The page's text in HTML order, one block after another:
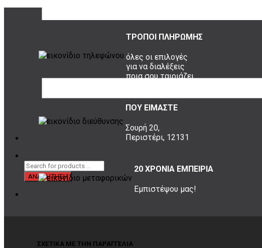
ΤΡΟΠΟΙ ΠΛΗΡΩΜΗΣ
όλες οι επιλογές
για να διαλέξεις
ποια σου ταιριάζει
ΠΟΥ ΕΙΜΑΣΤΕ
Σουρή 20,
Περιστέρι, 12131
20 ΧΡΟΝΙΑ ΕΜΠΕΙΡΙΑ
Εμπιστέψου μας!
ΣΧΕΤΙΚΑ ΜΕ ΤΗΝ ΠΑΡΑΓΓΕΛΙΑ